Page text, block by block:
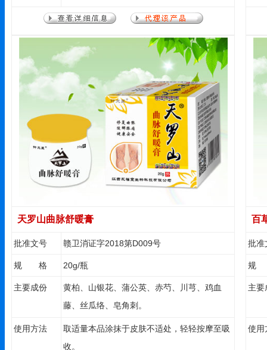
[Chamaejasme0.25％]、土茯苓
书。
天罗山曲脉舒暖膏
批准文号 赣卫消证字2018第D009号
规 格 20g/瓶
主要成份
黄柏、山银花、蒲公英、赤芍、川芎、鸡血
藤、丝瓜络、皂角刺。
使用方法
取适量本品涂抹于皮肤不适处，轻轻按摩至吸
收。
百
批准
规
主要
使用